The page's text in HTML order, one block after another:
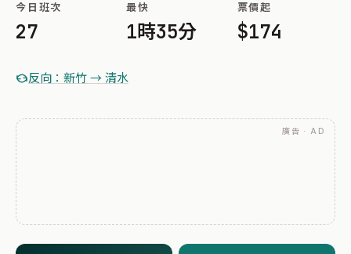
今日班次
27
最快
1時35分
票價起
$174
反向：新竹 → 清水
廣告 · AD